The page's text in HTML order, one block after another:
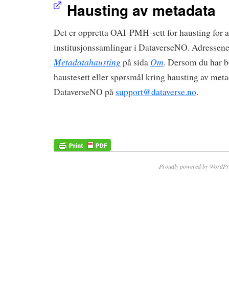
Hausting av metadata
Det er oppretta OAI-PMH-sett for hausting for
institusjonssamlingar i DataverseNO.
Metadatahaustingpå sida Om. Dersom du har
haustesett eller spørsmål kring hausting av
DataverseNO på support@dataverse.no.
Proudly powered by